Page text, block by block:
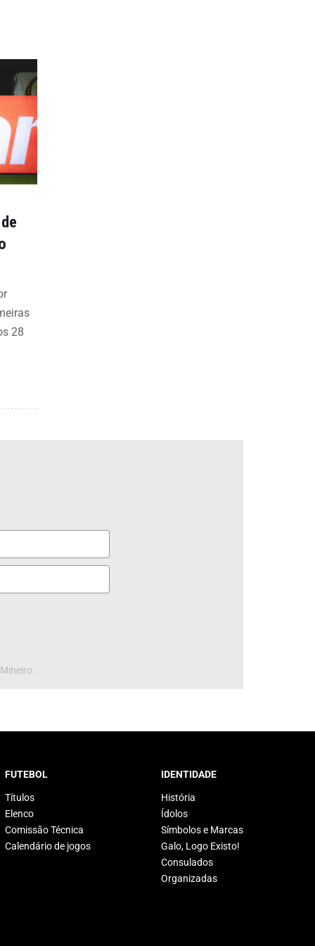
28
FUTEBOL
Títulos
Elenco
Comissão Técnica
Calendário de jogos
IDENTIDADE
História
Ídolos
Símbolos e Marcas
Galo, Logo Existo!
Consulados
Organizadas